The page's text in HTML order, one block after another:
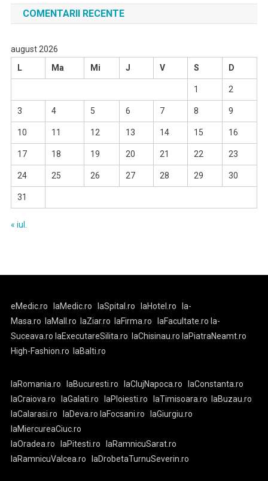
COMENTARII RECENTE
august 2026
L
Ma Mi J V S D
1 2
3 4 5 6 7 8 9
10 11 12 13 14 15 16
17 18 19 20 21 22 23
24 25 26 27 28 29 30
31
« iul.
eMedic.ro laMedic.ro laSpital.ro laHotel.ro
la-
Masa.ro
laMall.ro laZiar.ro laFirma.ro laFacultate.ro la-
Suceava.ro laExecutareSilita.ro laChisinau.ro laPiatraNeamt.ro
High-Fashion.ro
laBalti.ro
laRomania.ro laBucuresti.ro laClujNapoca.ro
laConstanta.ro
laCraiova.ro
laGalati.ro laPloiesti.ro laTimisoara.ro
laBuzau.ro
laCalarasi.ro
laDeva.ro laFocsani.ro
laGiurgiu.ro
laMiercureaCiuc.ro
laOradea.ro
laPitesti.ro
laRamnicuSarat.ro
laRamnicuValcea.ro
laDrobetaTurnuSeverin.ro